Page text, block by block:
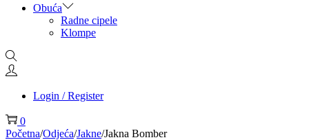
Obuća
Radne cipele
Klompe
Login / Register
0
Početna/Odjeća/Jakne/Jakna Bomber